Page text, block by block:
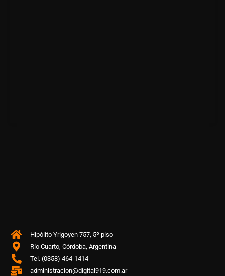
Hipólito Yrigoyen 757, 5º piso
Río Cuarto, Córdoba, Argentina
Tel. (0358) 464-1414
administracion@digital919.com.ar